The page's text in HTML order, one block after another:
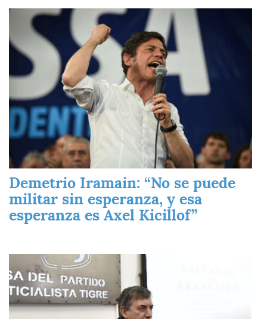
Imagen
Demetrio Iramain: “No se puede
militar sin esperanza, y esa
esperanza es Axel Kicillof”